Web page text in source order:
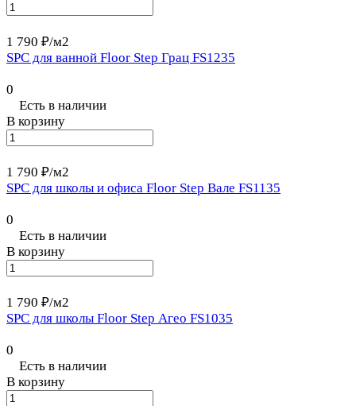
1 790 ₽/м2
SPC для ванной Floor Step Грац FS1235
0
Есть в наличии
В корзину
1 790 ₽/м2
SPC для школы и офиса Floor Step Вале FS1135
0
Есть в наличии
В корзину
1 790 ₽/м2
SPC для школы Floor Step Агео FS1035
0
Есть в наличии
В корзину